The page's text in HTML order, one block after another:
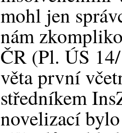
mohl jen
nám
ČR (Pl. ÚS
věta první
středníkem
novelizací